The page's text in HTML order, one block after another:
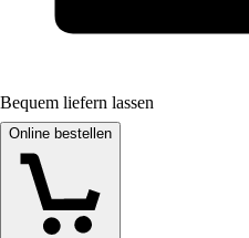
Bequem liefern lassen
Online bestellen